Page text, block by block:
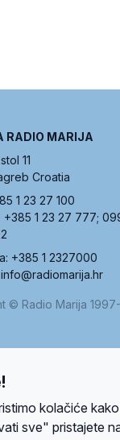
RADIO MARIJA
11
Croatia
1 23 27 100
+385 1 23 27 777;
+385 1 2327000
© Radio Marija 1997-
Google
kolačiće
sve" pristajete